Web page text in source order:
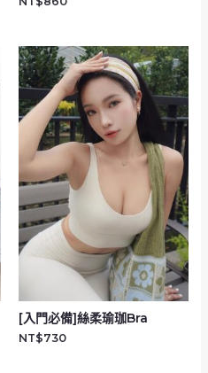
[入門必備]絲柔瑜珈Bra
NT$730